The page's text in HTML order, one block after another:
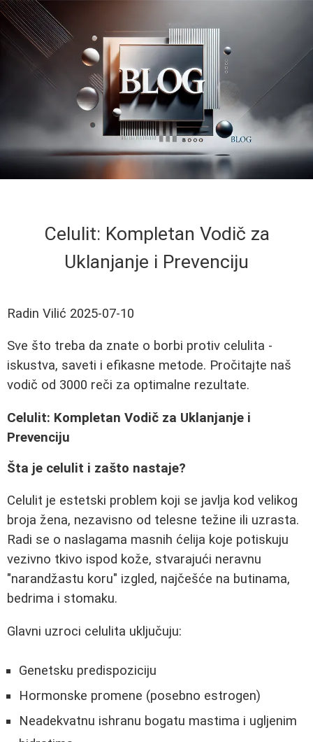
Celulit: Kompletan Vodič za
Uklanjanje i Prevenciju
Radin Vilić 2025-07-10
Sve što treba da znate o borbi protiv celulita -
iskustva, saveti i efikasne metode. Pročitajte naš
vodič od 3000 reči za optimalne rezultate.
Celulit: Kompletan Vodič za Uklanjanje i
Prevenciju
Šta je celulit i zašto nastaje?
Celulit je estetski problem koji se javlja kod velikog
broja žena, nezavisno od telesne težine ili uzrasta.
Radi se o naslagama masnih ćelija koje potiskuju
vezivno tkivo ispod kože, stvarajući neravnu
"narandžastu koru" izgled, najčešće na butinama,
bedrima i stomaku.
Glavni uzroci celulita uključuju:
Genetsku predispoziciju
Hormonske promene (posebno estrogen)
Neadekvatnu ishranu bogatu mastima i ugljenim